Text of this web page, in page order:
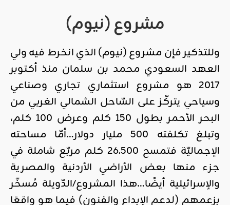
مشروع (نيوم)
وللتذكير فإن مشروع (نيوم) الذي انخرط فيه ولي
العهد السعودي محمد بن سلمان منذ أكتوبر
2017 هو مشروع استثماري تجاري وصناعي
وسياحي يتركّز على السّاحل الشمالي الغربي من
البحر الأحمر بطول 150 كلم وعرض 100 كلم،
وتبلغ تكلفته 500 مليار دولار…أمّا مساحته
الإجماليّة فتمسح 26.500 كلم مربّع شاملة في
جزء منها بعض الأراضي الأردنية والمصرية
والإسرائيلية أيضًا…هذا المشروع/الدّويلة مُسخّر
بزعمهم (لدعم الإبداع والفنون) فيما هو واقعًا